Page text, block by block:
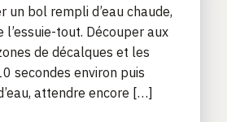
bol rempli d’eau chaude,
tout. Découper aux
de décalques et les
secondes environ puis
attendre encore […]